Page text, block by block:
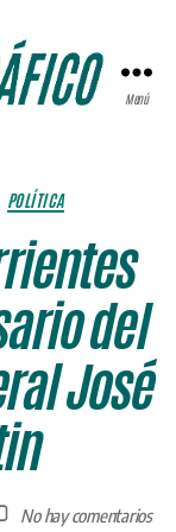
Menú
POLÍTICA
del
José
No hay comentariosen